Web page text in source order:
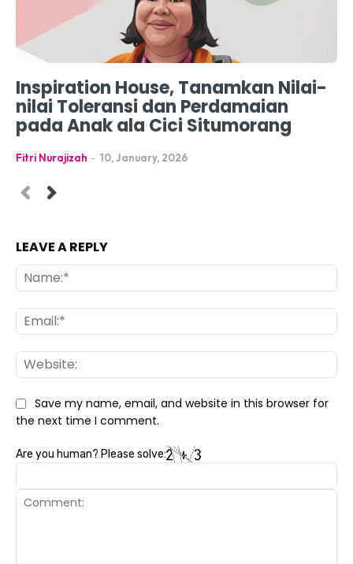
Inspiration House, Tanamkan Nilai-
nilai Toleransi dan Perdamaian
pada Anak ala Cici Situmorang
Fitri Nurajizah - 10, January, 2026
LEAVE A REPLY
Save my name, email, and website in this browser for
the next time I comment.
Are you human? Please solve: